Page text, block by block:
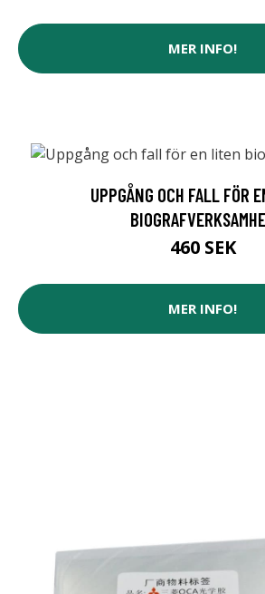
MER INFO!
UPPGÅNG OCH FALL FÖR
460 SEK
MER INFO!